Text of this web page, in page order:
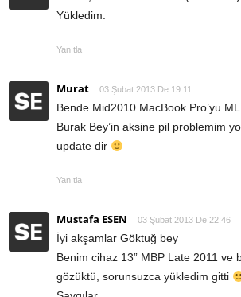
Yükledim.
Yanıtla
Murat 03 Şubat 2013 De 19:11
Bende Mid2010 MacBook Pro’yu
Burak Bey’in aksine pil problemim
update dir
Yanıtla
Mustafa ESEN 03 Şubat 2013 De 22:46
İyi akşamlar Göktuğ bey
Benim cihaz 13” MBP Late 2011 ve
gözüktü, sorunsuzca yükledim gitti